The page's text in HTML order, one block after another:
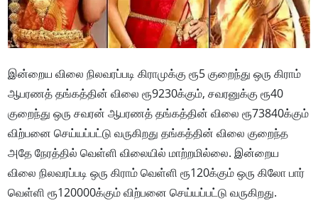
இன்றைய விலை நிலவரப்படி கிராமுக்கு ரூ5 குறைந்து ஒரு கிராம்
ஆபரணத் தங்கத்தின் விலை ரூ9230க்கும், சவரனுக்கு ரூ40
குறைந்து ஒரு சவரன் ஆபரணத் தங்கத்தின் விலை ரூ73840க்கும்
விற்பனை செய்யப்பட்டு வருகிறது தங்கத்தின் விலை குறைந்த
அதே நேரத்தில் வெள்ளி விலையில் மாற்றமில்லை. இன்றைய
விலை நிலவரப்படி ஒரு கிராம் வெள்ளி ரூ120க்கும் ஒரு கிலோ பார்
வெள்ளி ரூ120000க்கும் விற்பனை செய்யப்பட்டு வருகிறது.